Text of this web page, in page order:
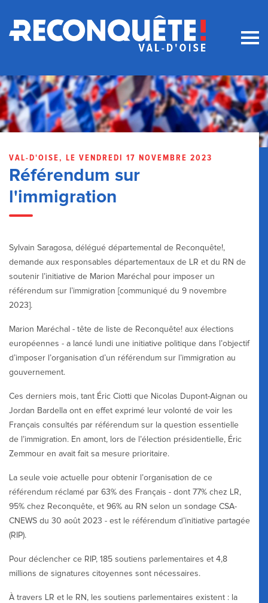
VAL-D'OISE, LE VENDREDI 17 NOVEMBRE 2023
Référendum sur
l'immigration
Sylvain Saragosa, délégué départemental de Reconquête!,
demande aux responsables départementaux de LR et du RN de
soutenir l’initiative de Marion Maréchal pour imposer un
référendum sur l’immigration [communiqué du 9 novembre
2023].
Marion Maréchal - tête de liste de Reconquête! aux élections
européennes - a lancé lundi une initiative politique dans l’objectif
d’imposer l’organisation d’un référendum sur l’immigration au
gouvernement.
Ces derniers mois, tant Éric Ciotti que Nicolas Dupont-Aignan ou
Jordan Bardella ont en effet exprimé leur volonté de voir les
Français consultés par référendum sur la question essentielle
de l’immigration. En amont, lors de l’élection présidentielle, Éric
Zemmour en avait fait sa mesure prioritaire.
La seule voie actuelle pour obtenir l’organisation de ce
référendum réclamé par 63% des Français - dont 77% chez LR,
95% chez Reconquête, et 96% au RN selon un sondage CSA-
CNEWS du 30 août 2023 - est le référendum d’initiative partagée
(RIP).
Pour déclencher ce RIP, 185 soutiens parlementaires et 4,8
millions de signatures citoyennes sont nécessaires.
À travers LR et le RN, les soutiens parlementaires existent : la